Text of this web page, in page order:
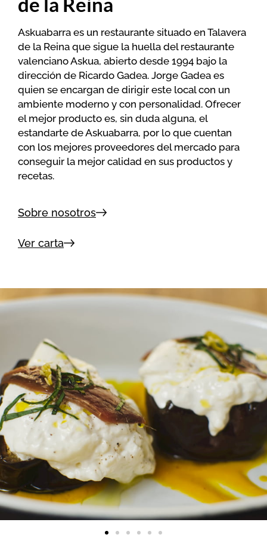
Askuabarra es un restaurante situado en Talavera
de la Reina que sigue la huella del restaurante
valenciano Askua, abierto desde 1994 bajo la
dirección de Ricardo Gadea. Jorge Gadea es
quien se encargan de dirigir este local con un
ambiente moderno y con personalidad. Ofrecer
el mejor producto es, sin duda alguna, el
estandarte de Askuabarra, por lo que cuentan
con los mejores proveedores del mercado para
conseguir la mejor calidad en sus productos y
recetas.
Sobre nosotros
Ver carta